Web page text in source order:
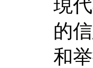
現
的
和